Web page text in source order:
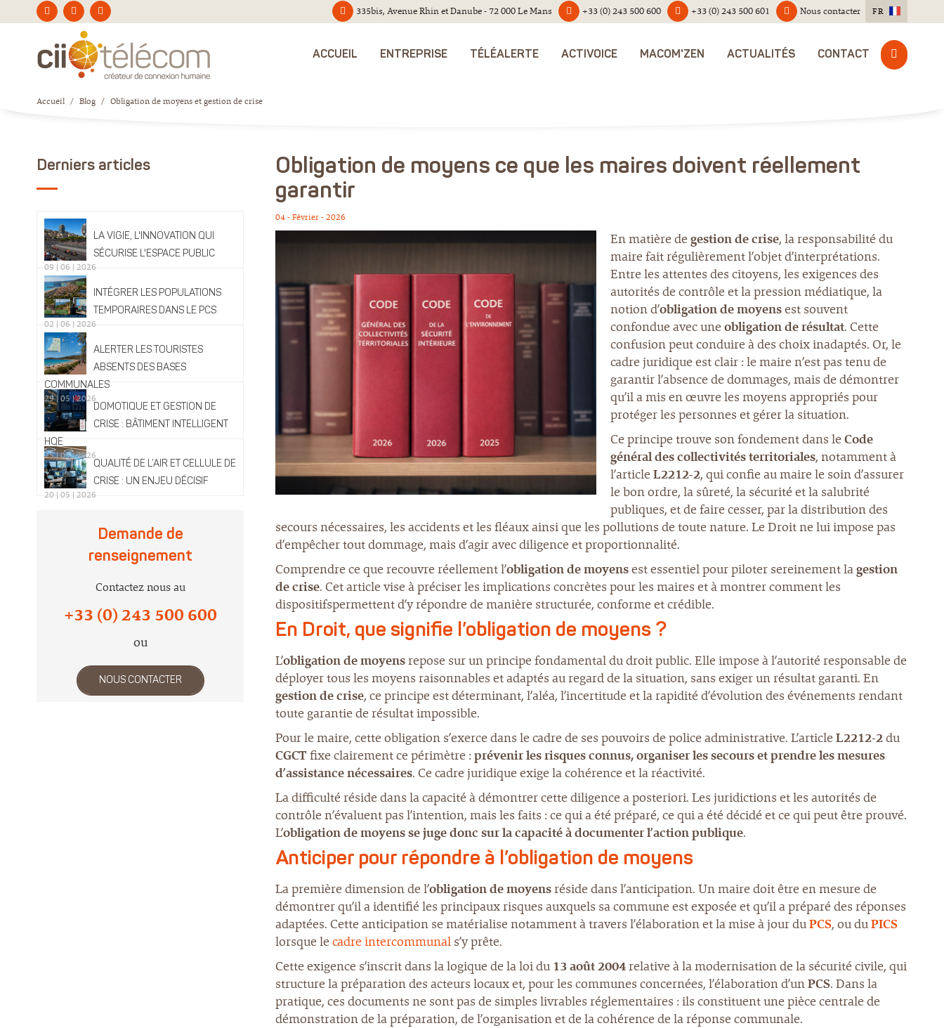
335bis, Avenue Rhin et Danube - 72 000 Le Mans +33 (0) 243 500 600 +33 (0) 243 500 601 Nous contacter FR
ACCUEIL ENTREPRISE TÉLÉALERTE ACTIVOICE MACOM'ZEN ACTUALITÉS CONTACT
Accueil / Blog / Obligation de moyens et gestion de crise
Obligation de moyens ce que les maires doivent réellement
garantir
04 - Février - 2026
En matière de gestion de crise, la responsabilité du
maire fait régulièrement l’objet d’interprétations.
Entre les attentes des citoyens, les exigences des
autorités de contrôle et la pression médiatique, la
notion d’obligation de moyensest souvent
confondue avec une obligation de résultat. Cette
confusion peut conduire à des choix inadaptés. Or, le
cadre juridique est clair : le maire n’est pas tenu de
garantir l’absence de dommages, mais de démontrer
qu’il a mis en œuvre les moyens appropriés pour
protéger les personnes et gérer la situation.
Ce principe trouve son fondement dans le Code
général des collectivités territoriales, notamment à
l’article L2212-2, qui confie au maire le soin d’assurer
le bon ordre, la sûreté, la sécurité et la salubrité
publiques, et de faire cesser, par la distribution des
secours nécessaires, les accidents et les fléaux ainsi que les pollutions de toute nature. Le Droit ne lui impose pas
d’empêcher tout dommage, mais d’agir avec diligence et proportionnalité.
Comprendre ce que recouvre réellement l’obligation de moyensest essentiel pour piloter sereinement lagestion
de crise. Cet article vise à préciser les implications concrètes pour les maires et à montrer comment les
dispositifspermettent d’y répondre de manière structurée, conforme et crédible.
En Droit, que signifie l’obligation de moyens ?
L’obligation de moyensrepose sur un principe fondamental du droit public. Elle impose à l’autorité responsable de
déployer tous les moyens raisonnables et adaptés au regard de la situation, sans exiger un résultat garanti. En
gestion de crise, ce principe est déterminant, l’aléa, l’incertitude et la rapidité d’évolution des événements rendant
toute garantie de résultat impossible.
Pour le maire, cette obligation s’exerce dans le cadre de ses pouvoirs de police administrative. L’article L2212-2du
CGCTfixe clairement ce périmètre : prévenir les risques connus, organiser les secours et prendre les mesures
d’assistance nécessaires. Ce cadre juridique exige la cohérence et la réactivité.
La difficulté réside dans la capacité à démontrer cette diligence a posteriori. Les juridictions et les autorités de
contrôle n’évaluent pas l’intention, mais les faits : ce qui a été préparé, ce qui a été décidé et ce qui peut être prouvé.
L’obligation de moyensse juge donc sur la capacité à documenter l’action publique.
Anticiper pour répondre à l’obligation de moyens
La première dimension de l’obligation de moyensréside dans l’anticipation. Un maire doit être en mesure de
démontrer qu’il a identifié les principaux risques auxquels sa commune est exposée et qu’il a préparé des réponses
adaptées. Cette anticipation se matérialise notamment à travers l’élaboration et la mise à jour duPCS, ou duPICS
lorsque le cadre intercommunal s’y prête.
Cette exigence s’inscrit dans la logique de la loi du 13 août 2004relative à la modernisation de la sécurité civile, qui
structure la préparation des acteurs locaux et, pour les communes concernées, l’élaboration d’unPCS. Dans la
pratique, ces documents ne sont pas de simples livrables réglementaires : ils constituent une pièce centrale de
démonstration de la préparation, de l’organisation et de la cohérence de la réponse communale.
Derniers articles
LA VIGIE, L'INNOVATION QUI
SÉCURISE L'ESPACE PUBLIC
09 | 06 | 2026
INTÉGRER LES POPULATIONS
TEMPORAIRES DANS LE PCS
02 | 06 | 2026
ALERTER LES TOURISTES
ABSENTS DES BASES
COMMUNALES
29 | 05 | 2026
DOMOTIQUE ET GESTION DE
CRISE : BÂTIMENT INTELLIGENT
HQE
25 | 05 | 2026
QUALITÉ DE L’AIR ET CELLULE DE
CRISE : UN ENJEU DÉCISIF
20 | 05 | 2026
Demande de
renseignement
Contactez nous au
+33 (0) 243 500 600
ou
NOUS CONTACTER